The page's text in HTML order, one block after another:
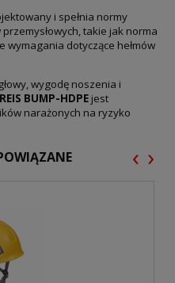
i spełnia normy
takie jak norma
wymagania dotyczące hełmów
wygodę noszenia i
BUMP-HDPE jest
narażonych na ryzyko
‹ ›